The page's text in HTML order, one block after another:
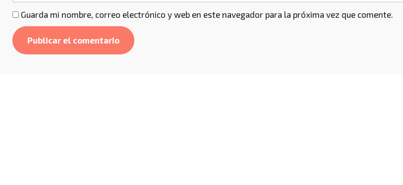
Guarda mi nombre, correo electrónico y web en este navegador para la próxima vez que comente.